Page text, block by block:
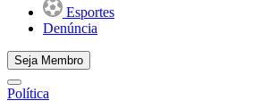
Esportes
Denúncia
Seja Membro
Política